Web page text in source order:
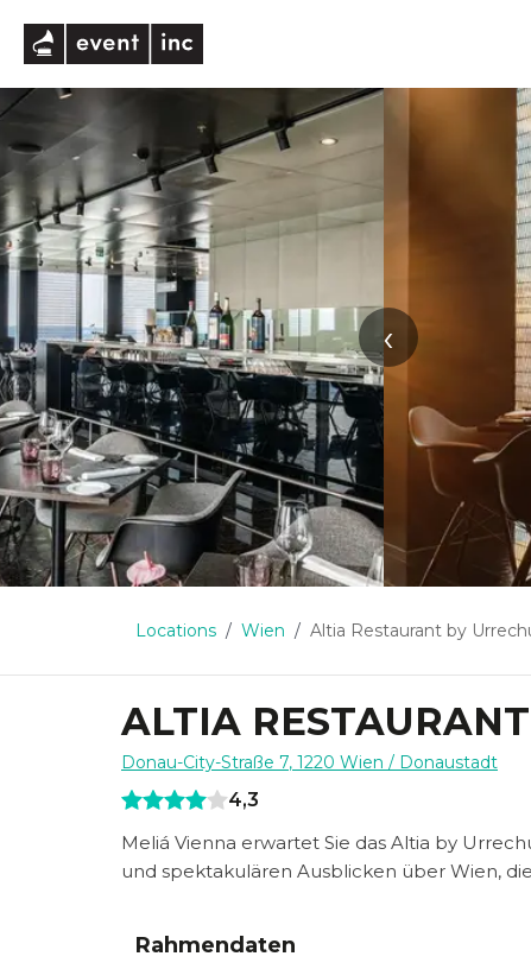
‹
Locations Wien Altia Restaurant by
ALTIA
Donau-City-Straße 7, 1220 Wien / Donaustadt
4,3
Meliá Vienna erwartet Sie das Altia by
und spektakulären Ausblicken über Wien,
Rahmendaten